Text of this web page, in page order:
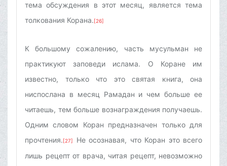
тема обсуждения в этот месяц, является тема
толкования Корана.[26]
К большому сожалению, часть мусульман не
практикуют заповеди ислама. О Коране им
известно, только что это святая книга, она
ниспослана в месяц Рамадан и чем больше ее
читаешь, тем больше вознаграждения получаешь.
Одним словом Коран предназначен только для
прочтения.[27]
Не осознавая, что Коран это всего
лишь рецепт от врача, читая рецепт, невозможно